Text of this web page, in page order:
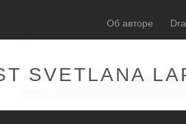
Об авторе
SVETLANA